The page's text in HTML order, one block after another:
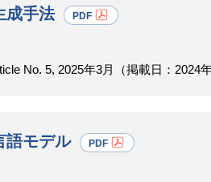
成手法
No. 5, 2025年3月（掲載日：2024年
語モデル